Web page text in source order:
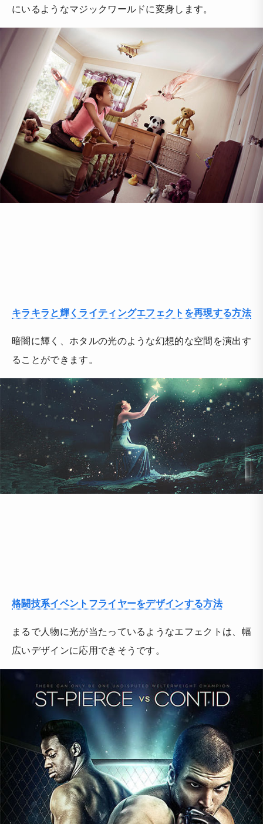
にいるようなマジックワールドに変身します。
キラキラと輝くライティングエフェクトを再現する方法
暗闇に輝く、ホタルの光のような幻想的な空間を演出す
ることができます。
格闘技系イベントフライヤーをデザインする方法
まるで人物に光が当たっているようなエフェクトは、幅
広いデザインに応用できそうです。